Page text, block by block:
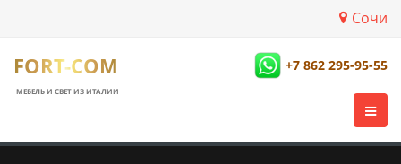
Сочи
FORT-COM
МЕБЕЛЬ И СВЕТ ИЗ ИТАЛИИ
+7 862 295-95-55